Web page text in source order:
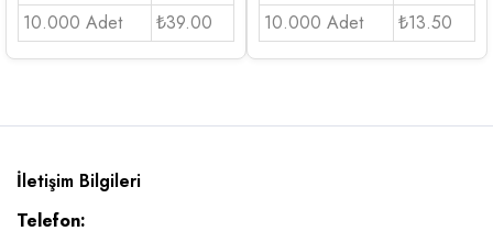
10.000 Adet
₺39.00
10.000 Adet
₺13.50
İletişim Bilgileri
Telefon: